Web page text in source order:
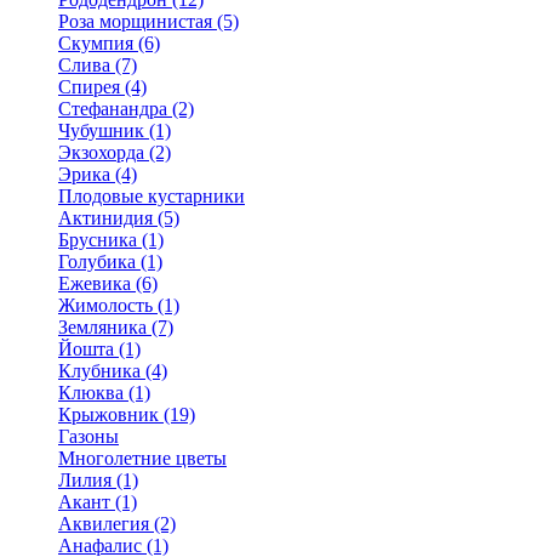
Роза морщинистая (5)
Скумпия (6)
Слива (7)
Спирея (4)
Стефанандра (2)
Чубушник (1)
Экзохорда (2)
Эрика (4)
Плодовые кустарники
Актинидия (5)
Брусника (1)
Голубика (1)
Ежевика (6)
Жимолость (1)
Земляника (7)
Йошта (1)
Клубника (4)
Клюква (1)
Крыжовник (19)
Газоны
Многолетние цветы
Лилия (1)
Акант (1)
Аквилегия (2)
Анафалис (1)